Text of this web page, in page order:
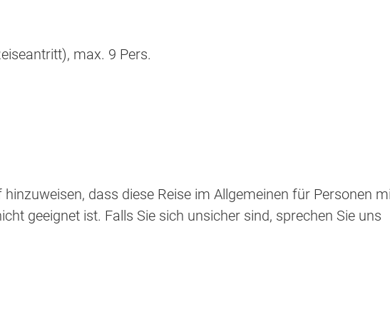
max. 9 Pers.
dass diese Reise im Allgemeinen für Personen
geeignet ist. Falls Sie sich unsicher sind, sprechen Sie uns